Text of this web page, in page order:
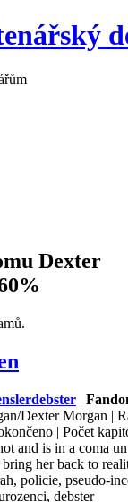
Dexter
|
Dexter Morgan |
| Počet
and is in a coma
her back to
policie, pseudo-
debster